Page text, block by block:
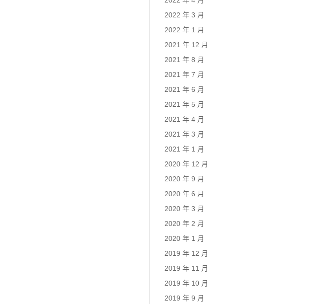
2022 年 3 月
2022 年 1 月
2021 年 12 月
2021 年 8 月
2021 年 7 月
2021 年 6 月
2021 年 5 月
2021 年 4 月
2021 年 3 月
2021 年 1 月
2020 年 12 月
2020 年 9 月
2020 年 6 月
2020 年 3 月
2020 年 2 月
2020 年 1 月
2019 年 12 月
2019 年 11 月
2019 年 10 月
2019 年 9 月